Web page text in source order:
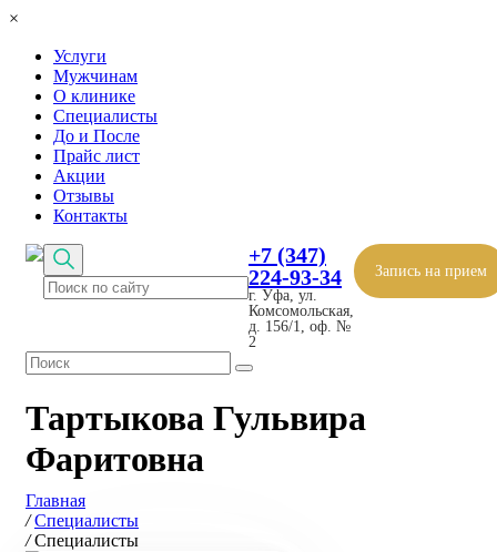
×
Услуги
Мужчинам
О клинике
Специалисты
До и После
Прайс лист
Акции
Отзывы
Контакты
+7 (347)
224-93-34
г. Уфа, ул.
Комсомольская,
д. 156/1, оф. №
2
Запись на прием
Тартыкова Гульвира
Фаритовна
Главная
/ Специалисты
/ Специалисты